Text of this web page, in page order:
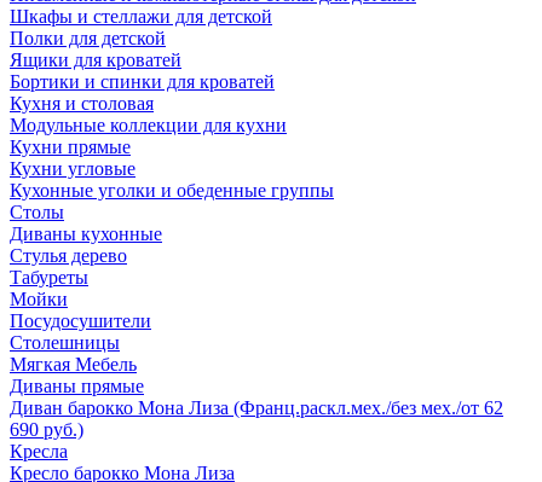
Шкафы и стеллажи для детской
Полки для детской
Ящики для кроватей
Бортики и спинки для кроватей
Кухня и столовая
Модульные коллекции для кухни
Кухни прямые
Кухни угловые
Кухонные уголки и обеденные группы
Столы
Диваны кухонные
Стулья дерево
Табуреты
Мойки
Посудосушители
Столешницы
Мягкая Мебель
Диваны прямые
Диван барокко Мона Лиза (Франц.раскл.мех./без мех./от 62
690 руб.)
Кресла
Кресло барокко Мона Лиза